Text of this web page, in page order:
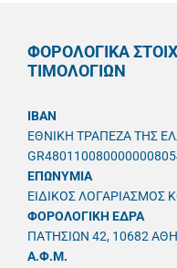
ΦΟΡΟΛΟΓΙΚΑ
ΤΙΜΟΛΟΓΙΩΝ
IBAN
ΕΘΝΙΚΗ ΤΡΑΠΕΖΑ ΤΗΣ
ΕΠΩΝΥΜΙΑ
ΕΙΔΙΚΟΣ ΛΟΓΑΡΙΑΣΜΟΣ
ΦΟΡΟΛΟΓΙΚΗ ΕΔΡΑ
ΠΑΤΗΣΙΩΝ 42, 10682
A.Φ.Μ.